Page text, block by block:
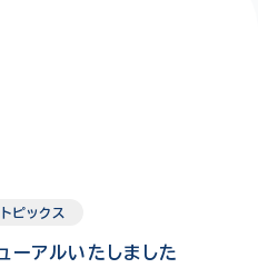
ピックス
ーアルいたしました